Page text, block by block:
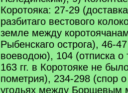
Коротояка: 27-29
разбитаго вестового
земле между
Рыбенскаго острога), 46-
воеводою), 104 (отписка о
163 гг. в Коротояке не
пометрия), 234-298 (спор
угодьях между Борщевым